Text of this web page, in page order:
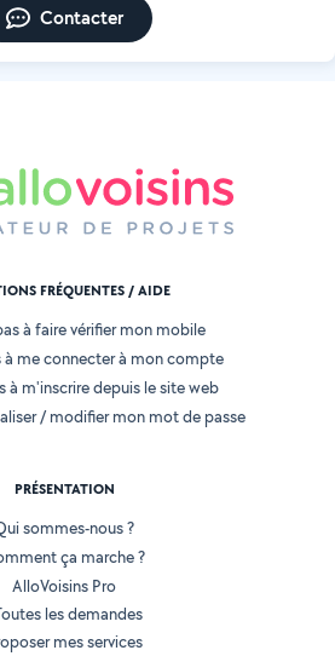
Contacter
FRÉQUENTES / AIDE
à faire vérifier mon mobile
à me connecter à mon compte
à m'inscrire depuis le site web
/ modifier mon mot de passe
PRÉSENTATION
sommes-nous ?
ça marche ?
AlloVoisins Pro
les demandes
mes services